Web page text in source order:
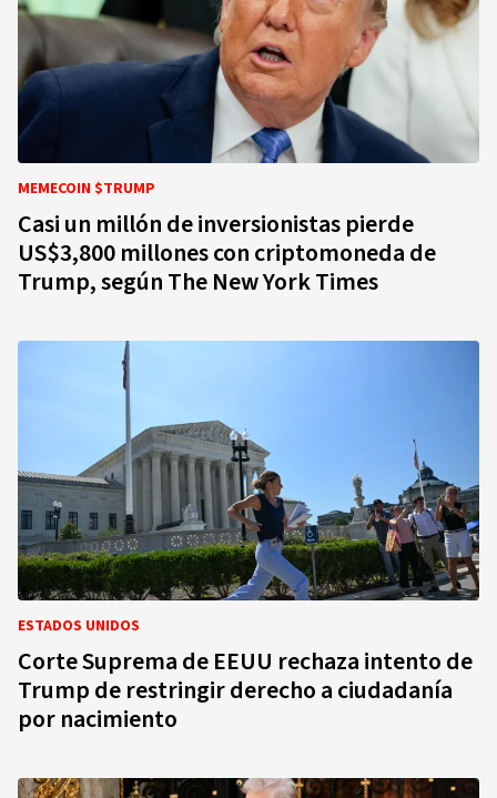
MEMECOIN $TRUMP
Casi un millón de inversionistas pierde
US$3,800 millones con criptomoneda de
Trump, según The New York Times
ESTADOS UNIDOS
Corte Suprema de EEUU rechaza intento de
Trump de restringir derecho a ciudadanía
por nacimiento